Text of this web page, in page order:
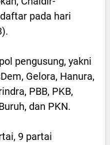
pada hari
pengusung, yakni
Gelora, Hanura,
PBB, PKB,
dan PKN.
9 partai